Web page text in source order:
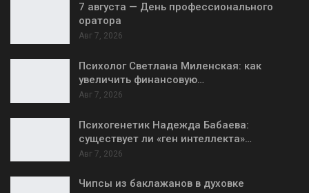
7 августа — День профессионального
оратора
Авг 7, 2026
Психолог Светлана Миленская: как
увеличить финансовую…
Авг 7, 2026
Психогенетик Надежда Бабаева:
существует ли «ген интеллекта»…
Авг 7, 2026
Чипсы из баклажанов в духовке